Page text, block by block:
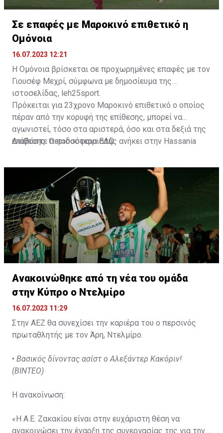
Σε επαφές με Μαροκινό επιθετικό η
Ομόνοια
16.07.2023 12:21
Η Ομόνοια βρίσκεται σε προχωρημένες επαφές με τον
Γιουσέφ Μεχρί, σύμφωνα με δημοσίευμα της
ιστοσελίδας, leh25sport.
Πρόκειται για 23χρονο Μαροκινό επιθετικό ο οποίος
πέραν από την κορυφή της επίθεσης, μπορεί να
αγωνιστεί, τόσο στα αριστερά, όσο και στα δεξιά της
επίθεσης. Ο ποδοσφαιριστής ανήκει στην Hassania
2026.
Διαβάστε περισσότεραΕΔΩ.
Ανακοινώθηκε από τη νέα του ομάδα
στην Κύπρο ο Ντελμίρο
16.07.2023 11:29
Στην ΑΕΖ θα συνεχίσει την καριέρα του ο περσινός
πρωταθλητής με τον Άρη, Ντελμίρο.
• Βασικός δίνοντας ασίστ ο Αλεξάντερ Κακόριν!
(ΒΙΝΤΕΟ)
Η ανακοίνωση:
«Η Α.Ε. Ζακακίου είναι στην ευχάριστη θέση να
ανακοινώσει την έναρξη της συνεργασίας της για την